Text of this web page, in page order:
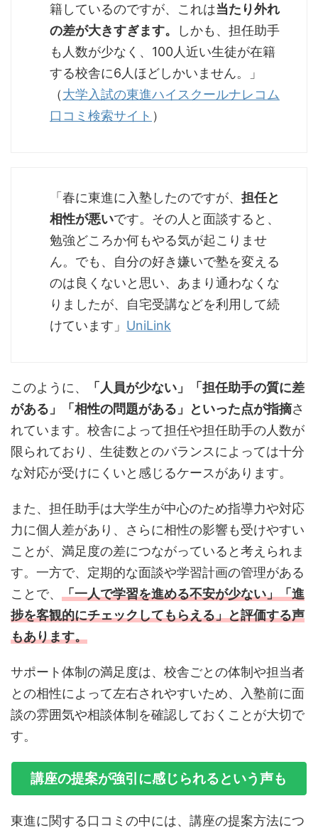
籍しているのですが、これは当たり外れ
の差が大きすぎます。
しかも、担任助手
も人数が少なく、100人近い生徒が在籍
する校舎に6人ほどしかいません。」
（大学入試の東進ハイスクールナレコム
口コミ検索サイト ）
「春に東進に入塾したのですが、 担任と
相性が悪いです。その人と面談すると、
勉強どころか何もやる気が起こりませ
ん。でも、自分の好き嫌いで塾を変える
のは良くないと思い、あまり通わなくな
りましたが、自宅受講などを利用して続
けています」 UniLink
このように、
「人員が少ない」「担任助手の質に差
がある」「相性の問題がある」といった点が指摘さ
れています。校舎によって担任や担任助手の人数が
限られており、生徒数とのバランスによっては十分
な対応が受けにくいと感じるケースがあります。
また、担任助手は大学生が中心のため指導力や対応
力に個人差があり、さらに相性の影響も受けやすい
ことが、満足度の差につながっていると考えられま
す。一方で、定期的な面談や学習計画の管理がある
ことで、 「一人で学習を進める不安が少ない」「進
捗を客観的にチェックしてもらえる」と評価する声
もあります。
サポート体制の満足度は、校舎ごとの体制や担当者
との相性によって左右されやすいため、入塾前に面
談の雰囲気や相談体制を確認しておくことが大切で
す。
講座の提案が強引に感じられるという声も
東進に関する口コミの中には、講座の提案方法につ